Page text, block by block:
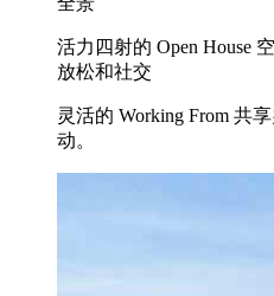
活力四射的 Open House
放松和社交
灵活的 Working From 共
动。